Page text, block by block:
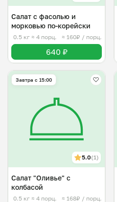
Салат с фасолью и
морковью по-корейски
0.5 кг ≈ 4 порц. ≈ 160₽ / порц.
640 ₽
Завтра c 15:00
5.0(1)
Салат "Оливье" с
колбасой
0.5 кг ≈ 4 порц. ≈ 168₽ / порц.